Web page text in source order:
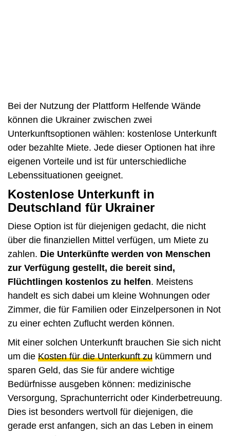
Bei der Nutzung der Plattform Helfende Wände
können die Ukrainer zwischen zwei
Unterkunftsoptionen wählen: kostenlose Unterkunft
oder bezahlte Miete. Jede dieser Optionen hat ihre
eigenen Vorteile und ist für unterschiedliche
Lebenssituationen geeignet.
Kostenlose Unterkunft in
Deutschland für Ukrainer
Diese Option ist für diejenigen gedacht, die nicht
über die finanziellen Mittel verfügen, um Miete zu
zahlen. Die Unterkünfte werden von Menschen
zur Verfügung gestellt, die bereit sind,
Flüchtlingen kostenlos zu helfen. Meistens
handelt es sich dabei um kleine Wohnungen oder
Zimmer, die für Familien oder Einzelpersonen in Not
zu einer echten Zuflucht werden können.
Mit einer solchen Unterkunft brauchen Sie sich nicht
um die Kosten für die Unterkunft zu kümmern und
sparen Geld, das Sie für andere wichtige
Bedürfnisse ausgeben können: medizinische
Versorgung, Sprachunterricht oder Kinderbetreuung.
Dies ist besonders wertvoll für diejenigen, die
gerade erst anfangen, sich an das Leben in einem